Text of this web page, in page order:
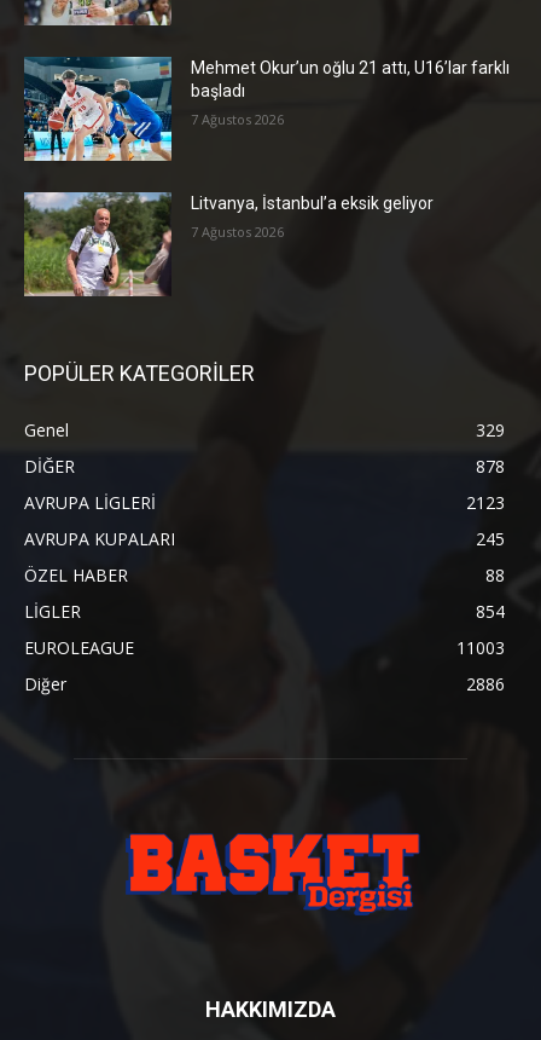
Mehmet Okur’un oğlu 21 attı, U16’lar farklı
başladı
7 Ağustos 2026
Litvanya, İstanbul’a eksik geliyor
7 Ağustos 2026
POPÜLER KATEGORİLER
Genel
329
DİĞER
878
AVRUPA LİGLERİ
2123
AVRUPA KUPALARI
245
ÖZEL HABER
88
LİGLER
854
EUROLEAGUE
11003
Diğer
2886
HAKKIMIZDA